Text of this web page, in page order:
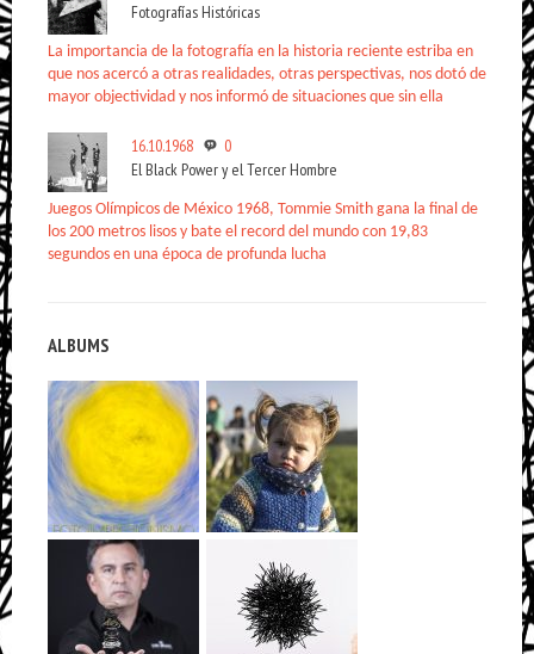
Fotografías Históricas
La importancia de la fotografía en la historia reciente estriba en
que nos acercó a otras realidades, otras perspectivas, nos dotó de
mayor objectividad y nos informó de situaciones que sin ella
16.10.1968
0
El Black Power y el Tercer Hombre
Juegos Olímpicos de México 1968, Tommie Smith gana la final de
los 200 metros lisos y bate el record del mundo con 19,83
segundos en una época de profunda lucha
ALBUMS